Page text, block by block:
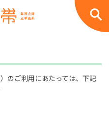
のご利用にあたっては、下記